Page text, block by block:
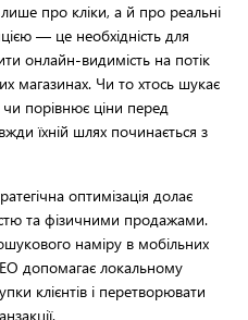
про кліки, а й про реальні
— це необхідність для
онлайн-видимість на потік
магазинах. Чи то хтось шукає
порівнює ціни перед
їхній шлях починається з
оптимізація долає
та фізичними продажами.
наміру в мобільних
допомагає локальному
клієнтів і перетворювати